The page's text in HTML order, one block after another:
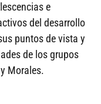
e
del desarrollo
puntos de vista y
de los grupos
Morales.